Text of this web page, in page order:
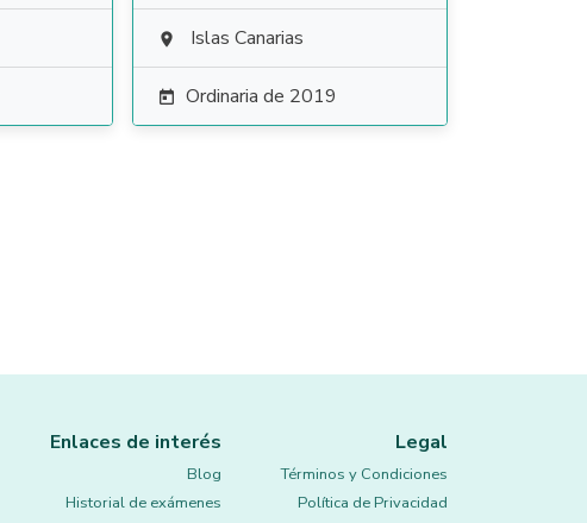
 Islas Canarias
 Ordinaria de 2019
Enlaces de interés
Blog
Historial de exámenes
Legal
Términos y Condiciones
Política de Privacidad